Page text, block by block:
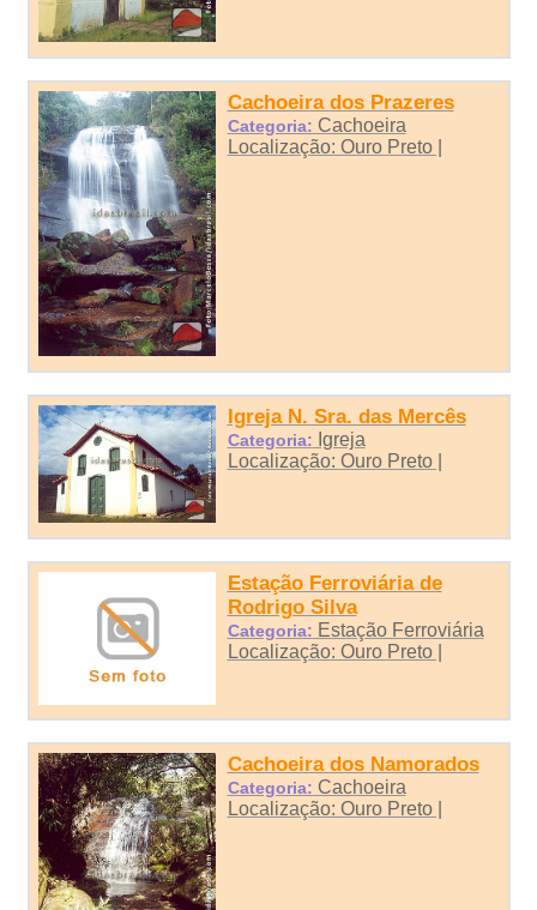
Cachoeira dos Prazeres
Categoria: Cachoeira
Localização: Ouro Preto |
Igreja N. Sra. das Mercês
Categoria: Igreja
Localização: Ouro Preto |
Estação Ferroviária de
Rodrigo Silva
Categoria: Estação Ferroviária
Localização: Ouro Preto |
Cachoeira dos Namorados
Categoria: Cachoeira
Localização: Ouro Preto |